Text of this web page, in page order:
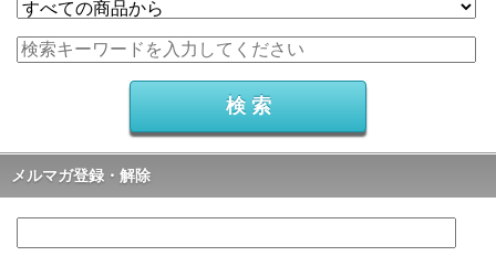
メルマガ登録・解除